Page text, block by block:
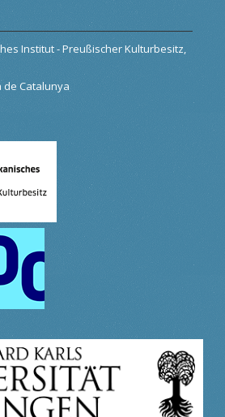
Institut - Preußischer Kulturbesitz,
Catalunya